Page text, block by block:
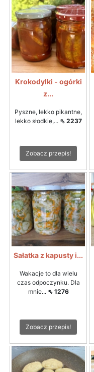
Krokodylki - ogórki
z...
Pyszne, lekko pikantne,
lekko słodkie,... ⇖ 2237
Zobacz przepis!
Sałatka z kapusty i...
Wakacje to dla wielu
czas odpoczynku. Dla
mnie... ⇖ 1276
Zobacz przepis!